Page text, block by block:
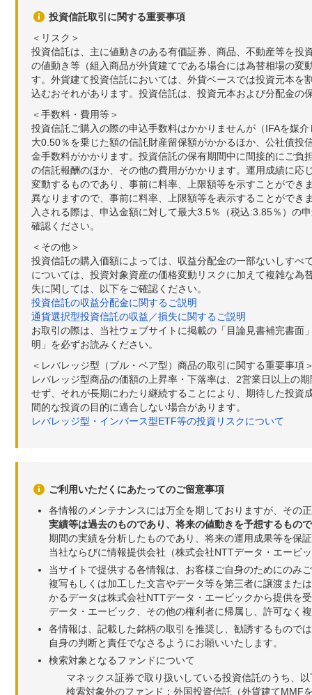
投資信託取引に関する重要事項
＜リスク＞
投資信託は、主に値動きのある有価証券、商品、不動産等を
の値動き等（組入商品が外貨建てである場合には為替相場の
す。外貨建て投資信託においては、外貨ベースでは投資元本
込むおそれがあります。投資信託は、投資元本および分配金の
＜手数料・費用等＞
投資信託ご購入の際の申込手数料はかかりませんが（IFAを媒
大0.50％を乗じた額の信託財産留保額がかかるほか、公社債
金手数料がかかります。投資信託の保有期間中に間接的にご
の信託報酬のほか、その他の費用がかかります。運用成績に
変動するものであり、事前に料率、上限額等を示すことがで
異なりますので、事前に料率、上限額等を表示することがで
入される際は、申込金額に対して最大3.5％（税込:3.85％）の
確認ください。
＜その他＞
投資信託の購入価額によっては、収益分配金の一部ないしす
については、投資対象資産の価格変動リスクに加えて複雑な
失に関しては、以下をご確認ください。
投資信託の収益分配金に関するご説明
通貨選択型投資信託の収益／損失に関するご説明
お取引の際は、当社ウェブサイトに掲載の「目論見書補完書
明」を必ずお読みください。
＜レバレッジ型（ブル・ベア型）商品の取引に関する重要事項
レバレッジ型商品の価額の上昇率・下落率は、2営業日以上の
せず、それが長期にわたり継続することにより、期待した投
間的な投資の目的に適合しない場合があります。
レバレッジ型・インバース型ETF等の投資リスクについて
ご利用いただくにあたってのご留意事項
各情報のメンテナンスには万全を期しておりますが、その
実績等は過去のものであり、将来の値動きを予想するもの
期間の実績を分析したものであり、将来の運用成果等を保
当社ならびに情報提供会社（株式会社NTTデータ・エービ
当サイトで提供する各情報は、お客様ご自身のためにのみ
複写もしくは加工した文言やデータ等を第三者に譲渡また
かるデータは株式会社NTTデータ・エービックから提供を
データ・エービック、その他の権利者に帰属し、許可なく
各情報は、記載した銘柄の取引を推奨し、勧誘するもので
自身の判断と責任でなさるようにお願いいたします。
検索対象となるファンドについて
マネックス証券で取り扱いしている投資信託のうち、
検索対象外のファンド：外国投資信託（外貨建てMMF